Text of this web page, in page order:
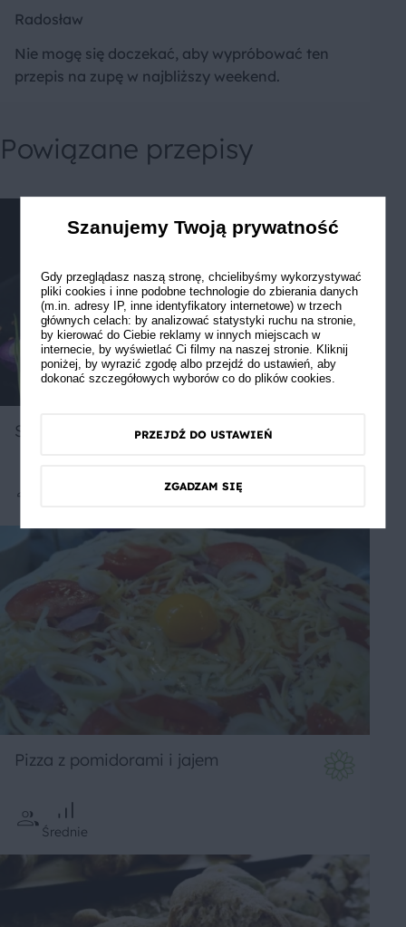
Radosław
Nie mogę się doczekać, aby wypróbować ten
przepis na zupę w najbliższy weekend.
Powiązane przepisy
Sałatka jajeczna
Pizza z pomidorami i jajem
Średnie
Szanujemy Twoją prywatność
Gdy przeglądasz naszą stronę, chcielibyśmy wykorzystywać
pliki cookies i inne podobne technologie do zbierania danych
(m.in. adresy IP, inne identyfikatory internetowe) w trzech
głównych celach: by analizować statystyki ruchu na stronie,
by kierować do Ciebie reklamy w innych miejscach w
internecie, by wyświetlać Ci filmy na naszej stronie. Kliknij
poniżej, by wyrazić zgodę albo przejdź do ustawień, aby
dokonać szczegółowych wyborów co do plików cookies.
PRZEJDŹ DO USTAWIEŃ
ZGADZAM SIĘ